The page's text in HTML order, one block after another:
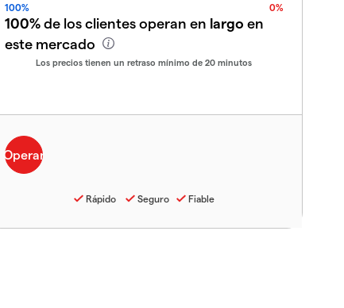
100%
0%
100%de los clientes operan en largo en
este mercado
Los precios tienen un retraso mínimo de 20 minutos
Rápido Seguro Fiable